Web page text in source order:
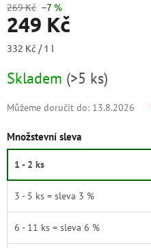
269 Kč –7 %
249 Kč
Měrná
332 Kč / 1 l
Skladem (>5 ks)
Můžeme doručit do: 13.8.2026
Množstevní sleva
1 - 2 ks
3 - 5 ks = sleva 3 %
6 - 11 ks = sleva 6 %